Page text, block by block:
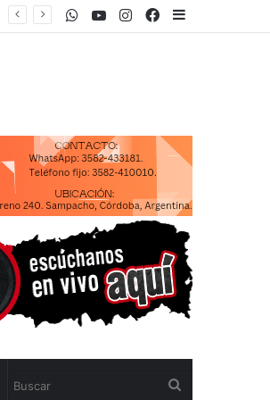
Facebook
Instagram
Youtube
WhatsApp
Cambiar